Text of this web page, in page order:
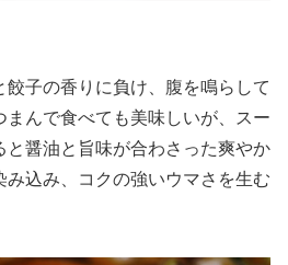
子の香りに負け、腹を鳴らして
まんで食べても美味しいが、スー
と醤油と旨味が合わさった爽やか
み込み、コクの強いウマさを生む